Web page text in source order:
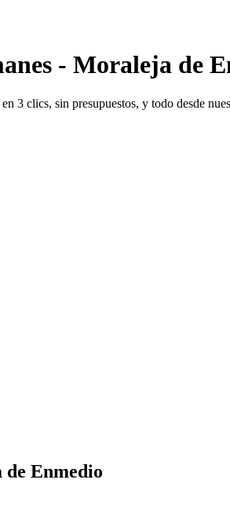
- Moraleja de
3 clics, sin presupuestos, y todo desde
Enmedio